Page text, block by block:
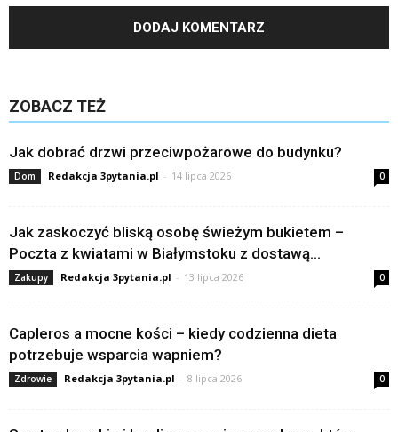
ZOBACZ TEŻ
Jak dobrać drzwi przeciwpożarowe do budynku?
Dom Redakcja 3pytania.pl - 14 lipca 2026 0
Jak zaskoczyć bliską osobę świeżym bukietem –
Poczta z kwiatami w Białymstoku z dostawą...
Zakupy Redakcja 3pytania.pl - 13 lipca 2026 0
Capleros a mocne kości – kiedy codzienna dieta
potrzebuje wsparcia wapniem?
Zdrowie Redakcja 3pytania.pl - 8 lipca 2026 0